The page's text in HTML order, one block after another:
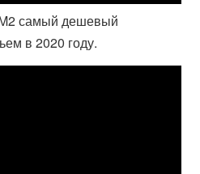
самый дешевый
в 2020 году.